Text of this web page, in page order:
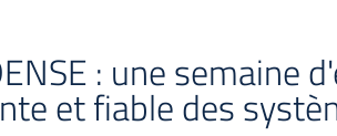
: une semaine
et fiable des